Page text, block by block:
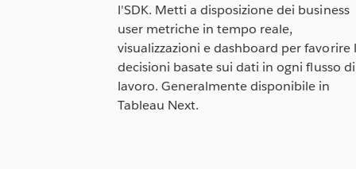
l'SDK. Metti a disposizione dei business
user metriche in tempo reale,
visualizzazioni e dashboard per favorire
decisioni basate sui dati in ogni flusso di
lavoro. Generalmente disponibile in
Tableau Next.